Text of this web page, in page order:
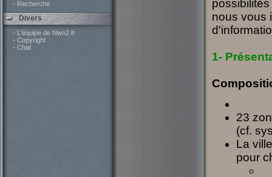
- Recherche
Divers
- L'équipe de Nwn2.fr
- Copyright
- Chat
nous vous
1-
23
(cf.
La
pour